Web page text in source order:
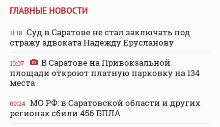
ГЛАВНЫЕ НОВОСТИ
11:18 Суд в Саратове не стал заключать под
стражу адвоката Надежду Ерусланову
10:07
В Саратове на Привокзальной
площади откроют платную парковку на 134
места
09:24 МО РФ: в Саратовской области и других
регионах сбили 456 БПЛА